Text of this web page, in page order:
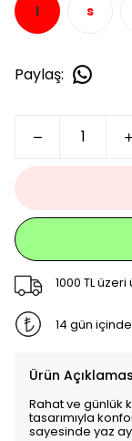
l s
Paylaş:
1000 TL
14 gün
Ürün
Rahat ve günlük
tasarımıyla
sayesinde yaz